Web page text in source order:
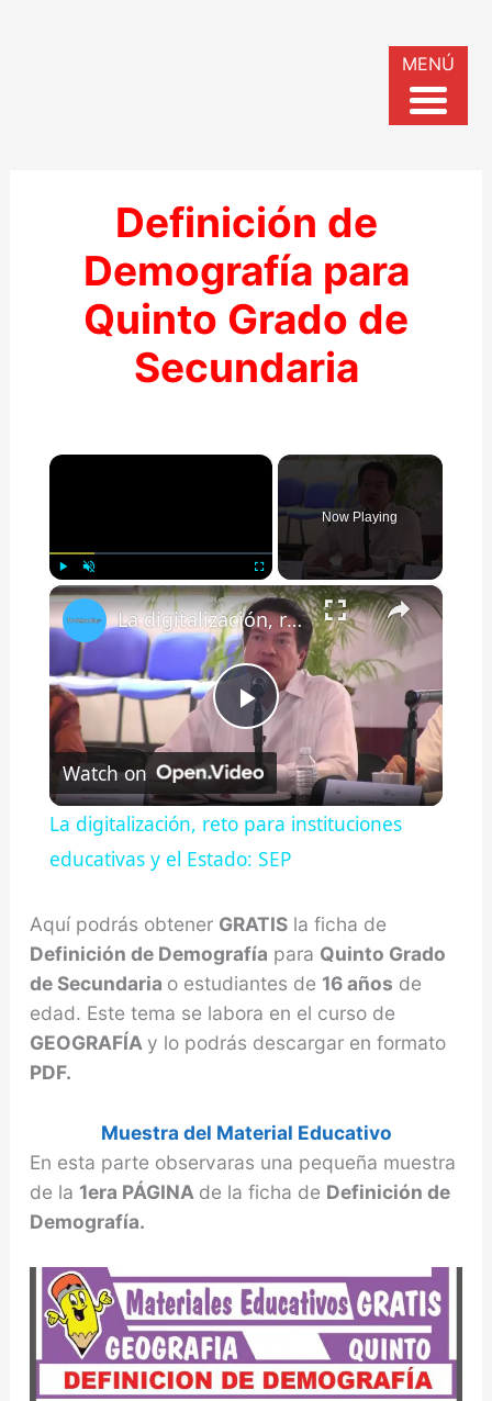
Definición de
Demografía para
Quinto Grado de
Secundaria
×
Play Unmute Fullscreen
Now Playing
×
Play
Video
La digitalización, reto para instituciones educativas y el Estado: SEP
Watch on
La digitalización, reto para instituciones
educativas y el Estado: SEP
Aquí podrás obtener GRATISla ficha de
Definición de Demografía para Quinto Grado
de Secundaria o estudiantes de 16 años de
edad. Este tema se labora en el curso de
GEOGRAFÍA y lo podrás descargar en formato
PDF.
Muestra del Material Educativo
En esta parte observaras una pequeña muestra
de la 1era PÁGINA de la ficha de Definición de
Demografía.
MENÚ